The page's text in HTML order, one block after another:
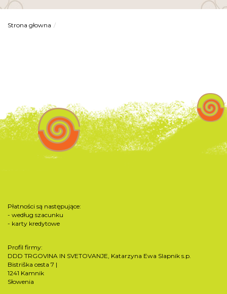
Strona głowna
Płatności są następujące:
- według szacunku
- karty kredytowe
Profil firmy:
DDD TRGOVINA IN SVETOVANJE, Katarzyna Ewa Slapnik s.p.
Bistriška cesta 7 |
1241 Kamnik
Słowenia